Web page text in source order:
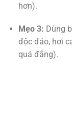
hơn).
Mẹo 3: Dùng
độc đáo, hơi
quá đắng).